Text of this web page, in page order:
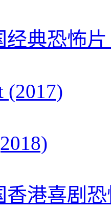
经典恐怖
(2017)
香港喜剧